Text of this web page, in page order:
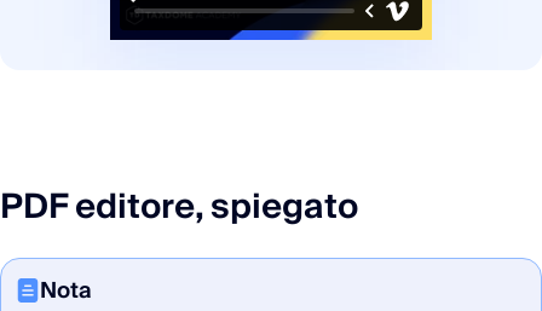
PDF editore, spiegato
Nota